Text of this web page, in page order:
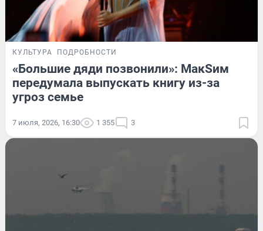
КУЛЬТУРА ПОДРОБНОСТИ
«Большие дяди позвонили»: МакSим
передумала выпускать книгу из-за
угроз семье
7 июля, 2026, 16:30 1 355 3